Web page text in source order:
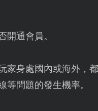
開通會員。
家身處國內或海外，
問題的發生機率。